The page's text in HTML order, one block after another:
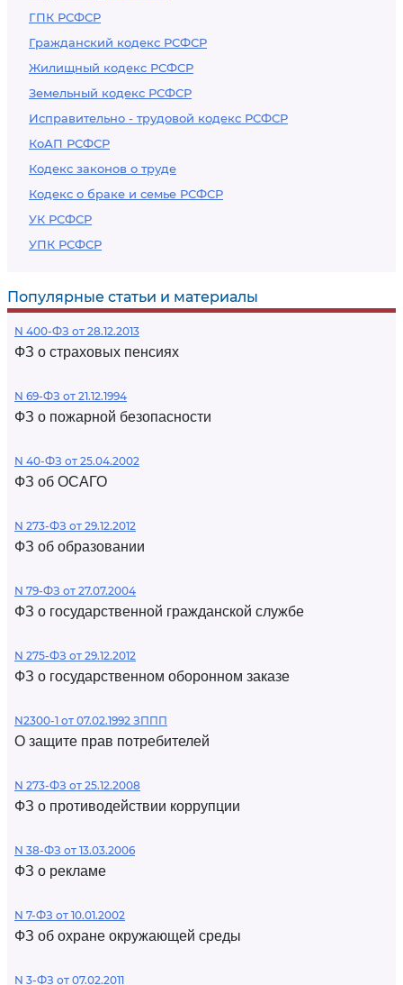
ГПК РСФСР
Гражданский кодекс РСФСР
Жилищный кодекс РСФСР
Земельный кодекс РСФСР
Исправительно - трудовой кодекс РСФСР
КоАП РСФСР
Кодекс законов о труде
Кодекс о браке и семье РСФСР
УК РСФСР
УПК РСФСР
Популярные статьи и материалы
N 400-ФЗ от 28.12.2013
ФЗ о страховых пенсиях
N 69-ФЗ от 21.12.1994
ФЗ о пожарной безопасности
N 40-ФЗ от 25.04.2002
ФЗ об ОСАГО
N 273-ФЗ от 29.12.2012
ФЗ об образовании
N 79-ФЗ от 27.07.2004
ФЗ о государственной гражданской службе
N 275-ФЗ от 29.12.2012
ФЗ о государственном оборонном заказе
N2300-1 от 07.02.1992 ЗППП
О защите прав потребителей
N 273-ФЗ от 25.12.2008
ФЗ о противодействии коррупции
N 38-ФЗ от 13.03.2006
ФЗ о рекламе
N 7-ФЗ от 10.01.2002
ФЗ об охране окружающей среды
N 3-ФЗ от 07.02.2011